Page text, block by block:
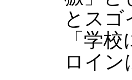
とスゴ
「学
ロイン